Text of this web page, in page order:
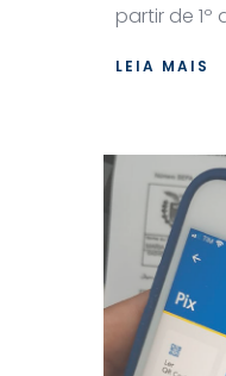
partir de 1º
LEIA MAIS